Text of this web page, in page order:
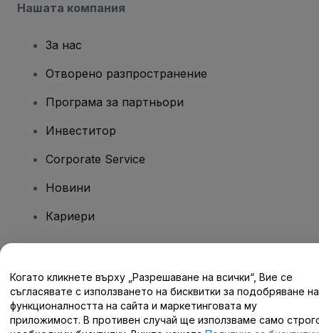
Нашата компания
За нас
Отворено разпространение
Програма за партньори
Инвеститор
Corporate Service
Новини
Кариери
Помощен център / Свържете се с нас
Когато кликнете върху „Разрешаване на всички“, Вие се
съгласявате с използването на бисквитки за подобряване на
функционалността на сайта и маркетинговата му
приложимост. В противен случай ще използваме само